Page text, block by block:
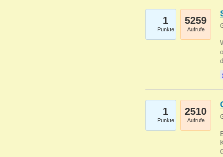
1
Punkte
5259
Aufrufe
1
Punkte
2510
Aufrufe